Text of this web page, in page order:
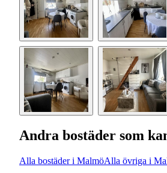
Andra bostäder som
Alla bostäder i MalmöAlla övriga i